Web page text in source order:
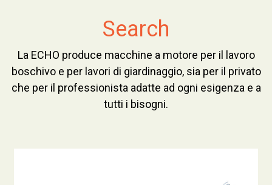
Search
La ECHO produce macchine a motore per il lavoro
boschivo e per lavori di giardinaggio, sia per il privato
che per il professionista adatte ad ogni esigenza e a
tutti i bisogni.